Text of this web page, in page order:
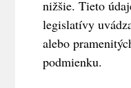
nižšie. Tieto
legislatívy
alebo
podmienku.